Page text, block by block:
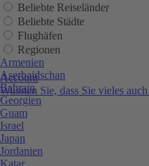
Account
Wussten Sie, dass Sie vieles
Beliebte Reiseländer
Beliebte Städte
Flughäfen
Regionen
Armenien
Aserbaidschan
Bahrain
Georgien
Guam
Israel
Japan
Jordanien
Katar